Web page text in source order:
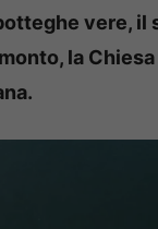
vere,
la